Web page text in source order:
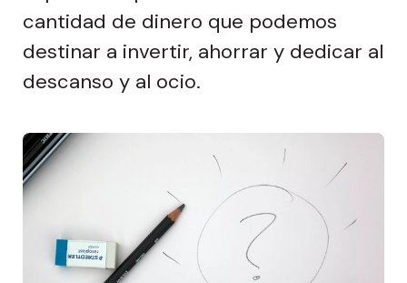
cantidad de dinero que podemos
destinar a invertir, ahorrar y dedicar al
descanso y al ocio.